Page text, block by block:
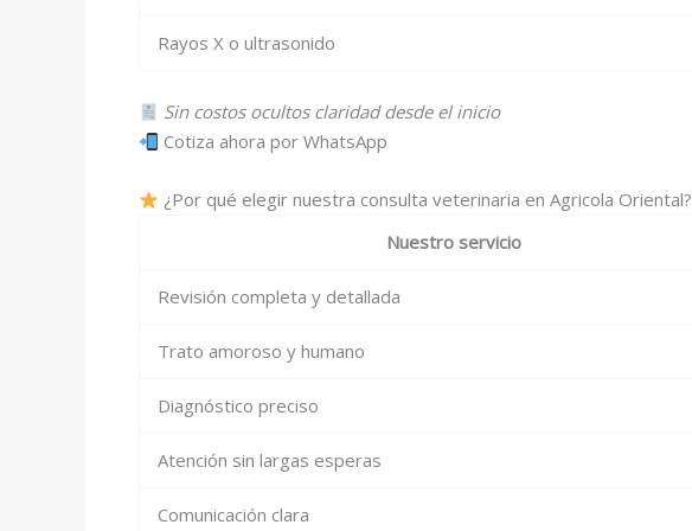
Rayos X o ultrasonido
Sin costos ocultos claridad desde el inicio
Cotiza ahora por WhatsApp
¿Por qué elegir nuestra consulta veterinaria en Agricola Oriental?
Nuestro servicio
Revisión completa y detallada
Trato amoroso y humano
Diagnóstico preciso
Atención sin largas esperas
Comunicación clara